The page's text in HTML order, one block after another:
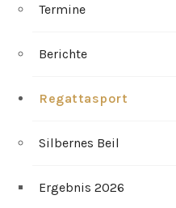
Termine
Berichte
Regattasport
Silbernes Beil
Ergebnis 2026